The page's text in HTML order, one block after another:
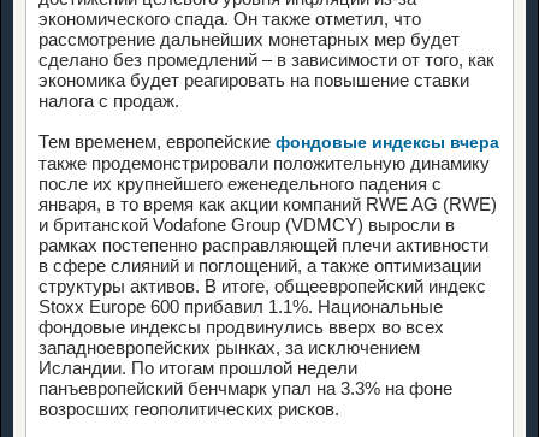
экономического спада. Он также отметил, что
рассмотрение дальнейших монетарных мер будет
сделано без промедлений – в зависимости от того, как
экономика будет реагировать на повышение ставки
налога с продаж.
Тем временем, европейские фондовые индексы вчера
также продемонстрировали положительную динамику
после их крупнейшего еженедельного падения с
января, в то время как акции компаний RWE AG (RWE)
и британской Vodafone Group (VDMCY) выросли в
рамках постепенно расправляющей плечи активности
в сфере слияний и поглощений, а также оптимизации
структуры активов. В итоге, общеевропейский индекс
Stoxx Europe 600 прибавил 1.1%. Национальные
фондовые индексы продвинулись вверх во всех
западноевропейских рынках, за исключением
Исландии. По итогам прошлой недели
панъевропейский бенчмарк упал на 3.3% на фоне
возросших геополитических рисков.